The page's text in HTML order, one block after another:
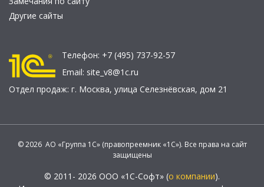
Другие сайты
Телефон: +7 (495) 737-92-57
Email: site_v8@1c.ru
Отдел продаж: г. Москва, улица Селезнёвская, дом 21
© 2026 АО «Группа 1С» (правопреемник «1С»). Все права на сайт
защищены
© 2011- 2026 ООО «1С-Софт» (о компании).